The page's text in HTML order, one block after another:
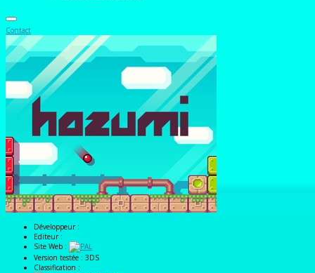
Contact
Développeur :
Editeur :
Site Web :
Version testée : 3DS
Classification :